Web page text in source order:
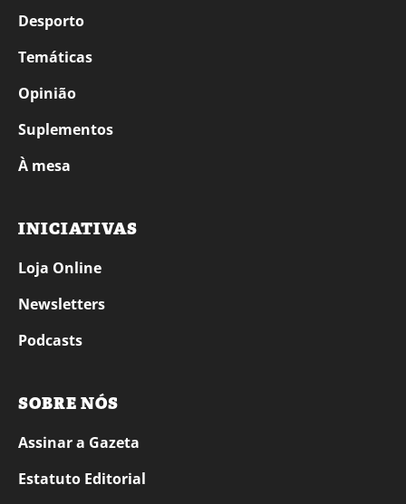
Desporto
Temáticas
Opinião
Suplementos
À mesa
INICIATIVAS
Loja Online
Newsletters
Podcasts
SOBRE NÓS
Assinar a Gazeta
Estatuto Editorial